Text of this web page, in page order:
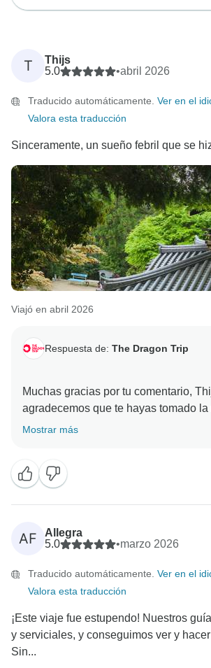
T
Thijs
5.0
•abril 2026
Traducido automáticamente. Ver en el
Valora esta traducción
Sinceramente, un sueño febril que se
Viajó en abril 2026
Respuesta de: The Dragon Trip
Muchas gracias por tu comentario,
agradecemos que te hayas tomado
compartir tu opinión con nosotros.
experiencia inolvidable y surrealista
manera posible! Nos alegra mucho
proporcionara ese tipo de recuerdos.
¡Tus fotos del viaje son increíbles!
Gracias de nuevo por viajar con
encantaría recibirte en otra aventura
Te deseamos lo mejor,
Mostrar más
AF
Allegra
5.0
•marzo 2026
Traducido automáticamente. Ver en el
Valora esta traducción
¡Este viaje fue estupendo! Nuestros
y serviciales, y conseguimos ver y
Sin...